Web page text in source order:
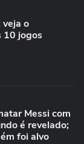
o
10 jogos
Messi com
é revelado;
foi alvo